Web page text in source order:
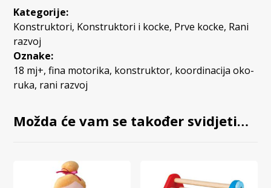
Kategorije:
Konstruktori, Konstruktori i kocke, Prve kocke, Rani
razvoj
Oznake:
18 mj+,fina motorika, konstruktor, koordinacija oko-
ruka, rani razvoj
Možda će vam se također svidjeti…